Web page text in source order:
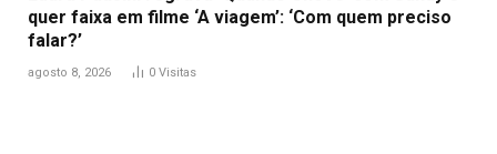
quer faixa em filme ‘A viagem’: ‘Com quem preciso
falar?’
agosto 8, 2026 0 Visitas